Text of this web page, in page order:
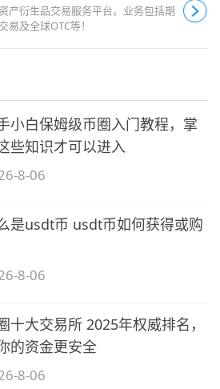
产衍生品交易服务平台。业务包括期
易及全球OTC等！
小白保姆级币圈入门教程，掌
些知识才可以进入
8-06
是usdt币 usdt币如何获得或购
8-06
十大交易所 2025年权威排名，
的资金更安全
8-06